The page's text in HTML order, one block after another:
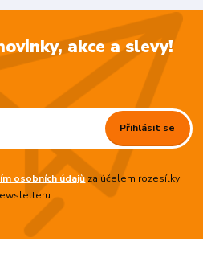
akce a slevy!
Přihlásit se
osobních údajůza účelem rozesílky